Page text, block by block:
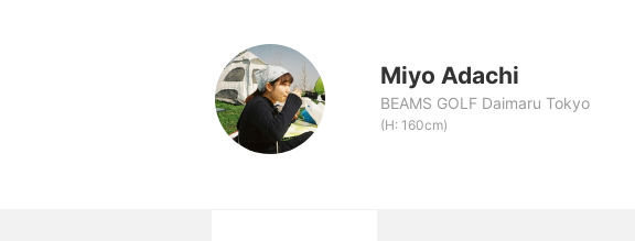
Miyo Adachi
BEAMS GOLF Daimaru Tokyo
(H: 160cm)